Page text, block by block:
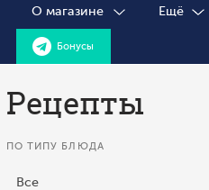
О магазине Ещё
Бонусы
Рецепты
ПО ТИПУ БЛЮДА
Все